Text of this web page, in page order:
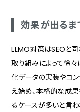
効果が出る
LLMO対策はSEOと
取り組みによって徐
化データの実装やコ
え始め、本格的な成
るケースが多いと言わ